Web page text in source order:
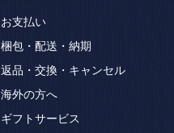
お支払い
梱包・配送・納期
返品・交換・キャンセル
海外の方へ
ギフトサービス